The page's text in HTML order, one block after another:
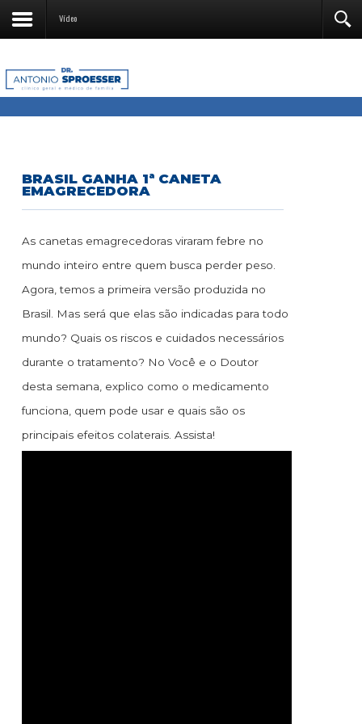
Vídeo
BRASIL GANHA 1ª CANETA
EMAGRECEDORA
As canetas emagrecedoras viraram febre no
mundo inteiro entre quem busca perder peso.
Agora, temos a primeira versão produzida no
Brasil. Mas será que elas são indicadas para todo
mundo? Quais os riscos e cuidados necessários
durante o tratamento? No Você e o Doutor
desta semana, explico como o medicamento
funciona, quem pode usar e quais são os
principais efeitos colaterais. Assista!